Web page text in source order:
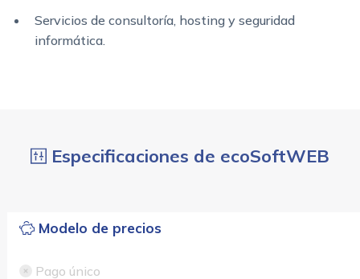
Servicios de consultoría, hosting y seguridad
informática.
Especificaciones de ecoSoftWEB
Modelo de precios
Pago único